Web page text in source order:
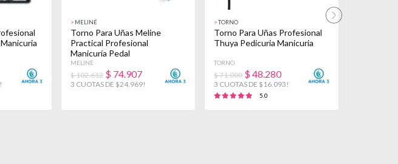
> MELINÉ
Torno Para Uñas Meline
Practical Profesional
Manicuría Pedal
MELINÉ
$ 102.612 $ 74.907
3 CUOTAS DE $24.969!
>TORNO
Torno Para Uñas Profesional
Thuya Pedicuria Manicuria
TORNO
$ 71.000 $ 48.280
3 CUOTAS DE $16.093!
5.0